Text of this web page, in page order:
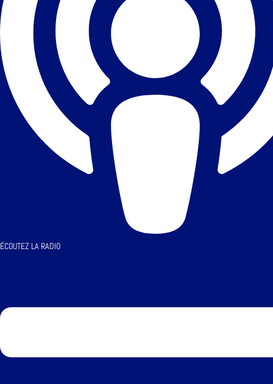
ÉCOUTEZ LA RADIO